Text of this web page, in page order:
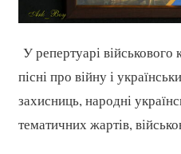
У репертуарі військового
пісні про війну і
захисниць, народні
тематичних жартів,